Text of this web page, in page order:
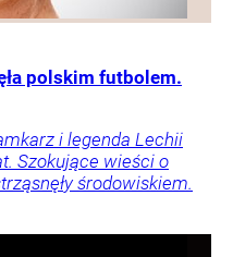
polskim futbolem.
i legenda Lechii
Szokujące wieści o
środowiskiem.